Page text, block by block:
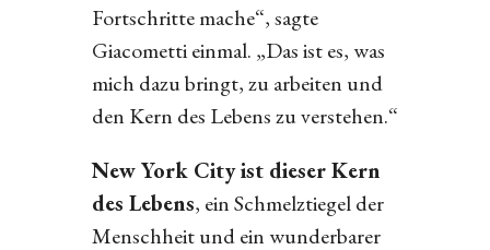
Fortschritte mache“, sagte
Giacometti einmal. „Das ist es, was
mich dazu bringt, zu arbeiten und
den Kern des Lebens zu verstehen.“
New York City ist dieser Kern
des Lebens, ein Schmelztiegel der
Menschheit und ein wunderbarer